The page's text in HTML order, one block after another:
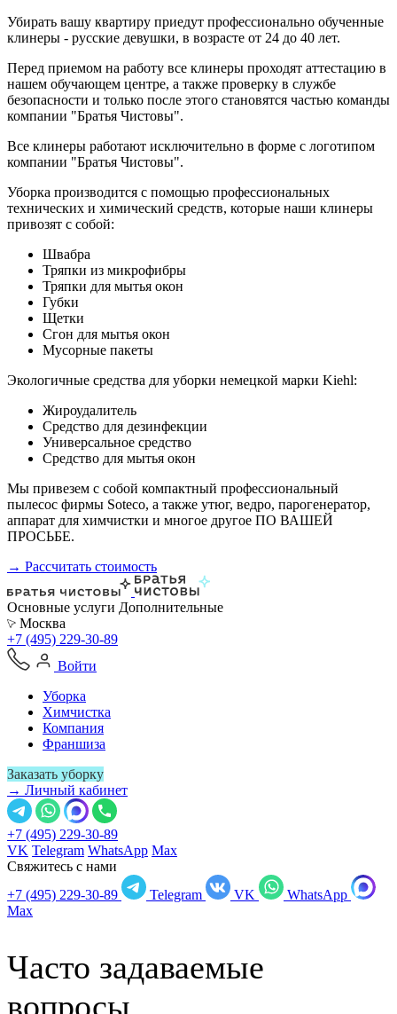
Убирать вашу квартиру приедут профессионально обученные
клинеры - русские девушки, в возрасте от 24 до 40 лет.
Перед приемом на работу все клинеры проходят аттестацию в
нашем обучающем центре, а также проверку в службе
безопасности и только после этого становятся частью команды
компании "Братья Чистовы".
Все клинеры работают исключительно в форме с логотипом
компании "Братья Чистовы".
Уборка производится с помощью профессиональных
технических и химический средств, которые наши клинеры
привозят с собой:
Швабра
Тряпки из микрофибры
Тряпки для мытья окон
Губки
Щетки
Сгон для мытья окон
Мусорные пакеты
Экологичные средства для уборки немецкой марки Kiehl:
Жироудалитель
Средство для дезинфекции
Универсальное средство
Средство для мытья окон
Мы привезем с собой компактный профессиональный
пылесос фирмы Soteco, а также утюг, ведро, парогенератор,
аппарат для химчистки и многое другое ПО ВАШЕЙ
ПРОСЬБЕ.
→ Рассчитать стоимость
Основные услуги Дополнительные
Москва
+7 (495) 229-30-89
Войти
Уборка
Химчистка
Компания
Франшиза
Заказать уборку
→ Личный кабинет
+7 (495) 229-30-89
VK Telegram WhatsApp Max
Свяжитесь с нами
+7 (495) 229-30-89
Telegram VK
WhatsApp
Max
Часто задаваемые
вопросы